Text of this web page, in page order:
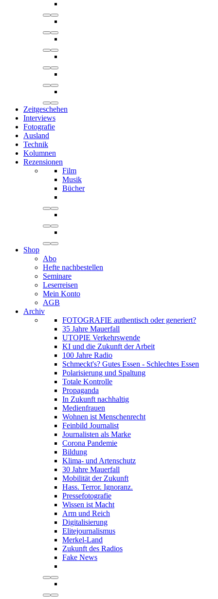
Zeitgeschehen
Interviews
Fotografie
Ausland
Technik
Kolumnen
Rezensionen
Film
Musik
Bücher
Shop
Abo
Hefte nachbestellen
Seminare
Leserreisen
Mein Konto
AGB
Archiv
FOTOGRAFIE authentisch oder generiert?
35 Jahre Mauerfall
UTOPIE Verkehrswende
KI und die Zukunft der Arbeit
100 Jahre Radio
Schmeckt's? Gutes Essen - Schlechtes Essen
Polarisierung und Spaltung
Totale Kontrolle
Propaganda
In Zukunft nachhaltig
Medienfrauen
Wohnen ist Menschenrecht
Feinbild Journalist
Journalisten als Marke
Corona Pandemie
Bildung
Klima- und Artenschutz
30 Jahre Mauerfall
Mobilität der Zukunft
Hass. Terror. Ignoranz.
Pressefotografie
Wissen ist Macht
Arm und Reich
Digitalisierung
Elitejournalismus
Merkel-Land
Zukunft des Radios
Fake News